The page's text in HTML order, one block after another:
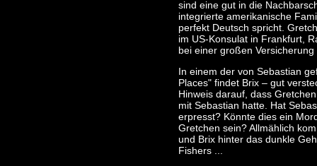
sind eine gut in die
integrierte amerikanische
perfekt Deutsch spricht.
im US-Konsulat in Frankfurt,
bei einer großen
In einem der von Sebastian
Places" findet Brix – gut
Hinweis darauf, dass
mit Sebastian hatte. Hat
erpresst? Könnte dies ein
Gretchen sein? Allmählich
und Brix hinter das dunkle
Fishers ...